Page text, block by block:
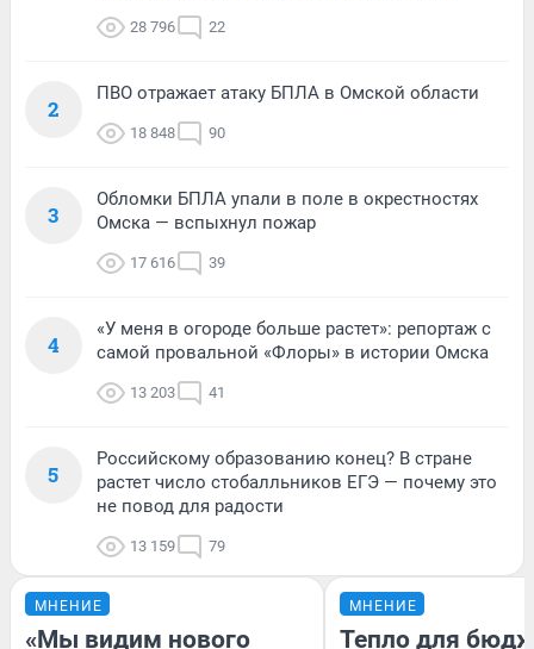
28 796 22
2
ПВО отражает атаку БПЛА в Омской области
18 848 90
3
Обломки БПЛА упали в поле в окрестностях
Омска — вспыхнул пожар
17 616 39
4
«У меня в огороде больше растет»: репортаж с
самой провальной «Флоры» в истории Омска
13 203 41
5
Российскому образованию конец? В стране
растет число стобалльников ЕГЭ — почему это
не повод для радости
13 159 79
МНЕНИЕ
«Мы видим нового
МНЕНИЕ
Тепло для